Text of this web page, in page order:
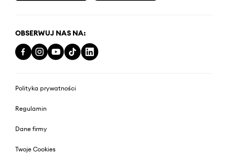
OBSERWUJ NAS NA:
Polityka prywatności
Regulamin
Dane firmy
Twoje Cookies